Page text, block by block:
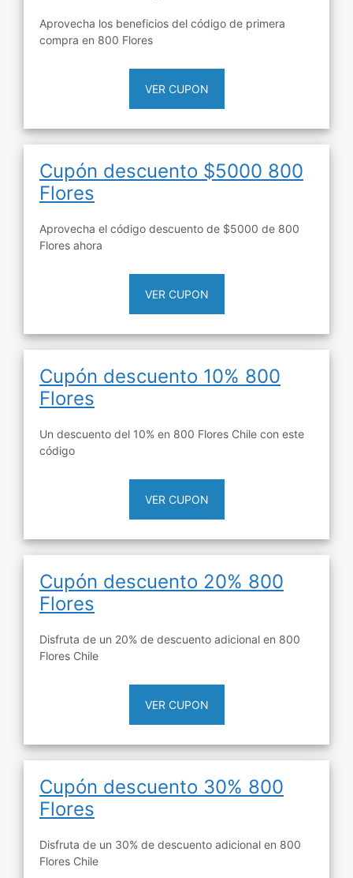
Aprovecha los beneficios del código de primera
compra en 800 Flores
VER CUPON
Cupón descuento $5000 800
Flores
Aprovecha el código descuento de $5000 de 800
Flores ahora
VER CUPON
Cupón descuento 10% 800
Flores
Un descuento del 10% en 800 Flores Chile con este
código
VER CUPON
Cupón descuento 20% 800
Flores
Disfruta de un 20% de descuento adicional en 800
Flores Chile
VER CUPON
Cupón descuento 30% 800
Flores
Disfruta de un 30% de descuento adicional en 800
Flores Chile